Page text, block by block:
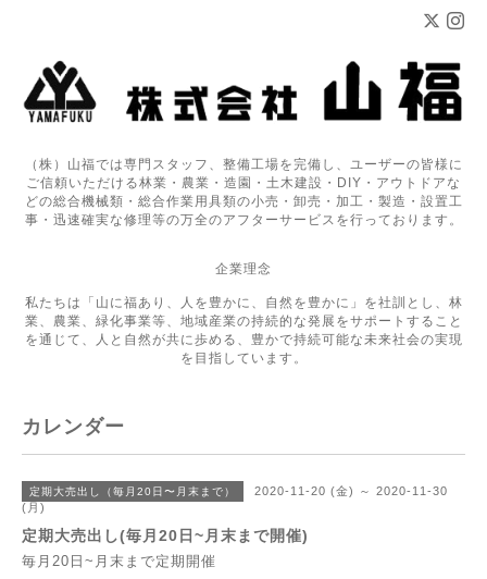
（株）山福では専門スタッフ、整備工場を完備し、ユーザーの皆様に
ご信頼いただける林業・農業・造園・土木建設・DIY・アウトドアな
どの総合機械類・総合作業用具類の小売・卸売・加工・製造・設置工
事・迅速確実な修理等の万全のアフターサービスを行っております。
企業理念
私たちは「山に福あり、人を豊かに、自然を豊かに」を社訓とし、林
業、農業、緑化事業等、地域産業の持続的な発展をサポートすること
を通じて、人と自然が共に歩める、豊かで持続可能な未来社会の実現
を目指しています。
カレンダー
定期大売出し（毎月20日〜月末まで）
2020-11-20 (金) ～ 2020-11-30
(月)
定期大売出し(毎月20日~月末まで開催)
毎月20日~月末まで定期開催